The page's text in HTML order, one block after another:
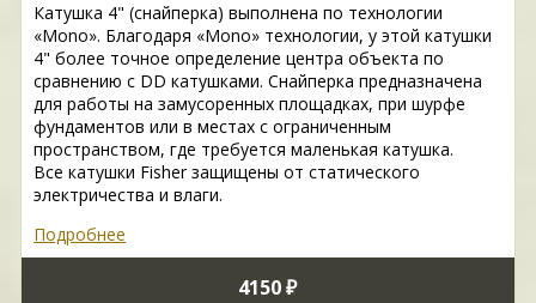
Катушка 4" (снайперка) выполнена по технологии
«Mono». Благодаря «Mono» технологии, у этой катушки
4" более точное определение центра объекта по
сравнению с DD катушками. Снайперка предназначена
для работы на замусоренных площадках, при шурфе
фундаментов или в местах с ограниченным
пространством, где требуется маленькая катушка.
Все катушки Fisher защищены от статического
электричества и влаги.
Подробнее
4150 ₽